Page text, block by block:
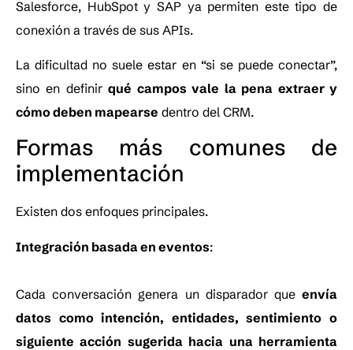
Salesforce, HubSpot y SAP ya permiten este tipo de
conexión a través de sus APIs.
La dificultad no suele estar en “si se puede conectar”,
sino en definirqué campos vale la pena extraer y
cómo deben mapearse dentro del CRM.
Formas más comunes de
implementación
Existen dos enfoques principales.
Integración basada en eventos:
Cada conversación genera un disparador que envía
datos como intención, entidades, sentimiento o
siguiente acción sugerida hacia una herramienta